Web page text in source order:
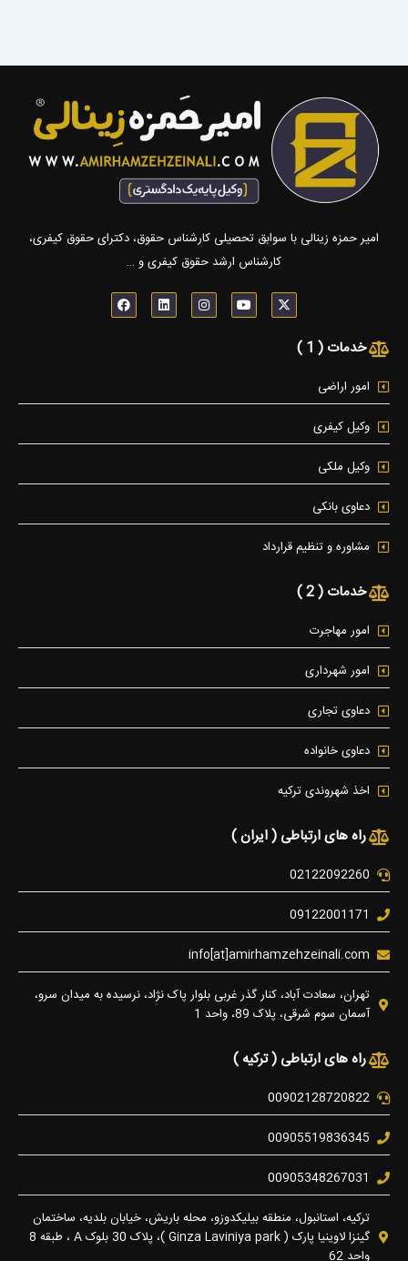
امیر حمزه زینالی با سوابق تحصیلی کارشناس حقوق، دکترای حقوق کیفری،
کارشناس ارشد حقوق کیفری و …
X
-
t
r
Y
o
u
I
n
s
m
L
i
n
F
a
c
خدمات ( 1 )
امور اراضی
وکیل کیفری
وکیل ملکی
دعاوی بانکی
مشاوره و تنظیم قرارداد
خدمات ( 2 )
امور مهاجرت
امور شهرداری
دعاوی تجاری
دعاوی خانواده
اخذ شهروندی ترکیه
راه های ارتباطی ( ایران )
02122092260
09122001171
info[at]amirhamzehzeinali.com
تهران، سعادت آباد، کنار گذر غربی بلوار پاک نژاد، نرسیده به میدان سرو،
آسمان سوم شرقی، پلاک 89، واحد 1
راه های ارتباطی ( ترکیه )
00902128720822
00905519836345
00905348267031
ترکیه، استانبول، منطقه بیلیکدوزو، محله باریش، خیابان بلدیه، ساختمان
گینزا لاوینیا پارک ( Ginza Laviniya park )، پلاک 30 بلوک A ، طبقه 8
واحد 62